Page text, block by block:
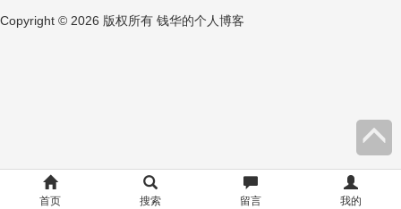
Copyright © 2026 版权所有 钱华的个人博客
首页 搜索 留言 我的